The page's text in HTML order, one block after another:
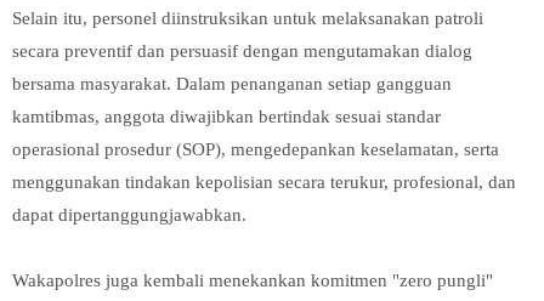
Selain itu, personel diinstruksikan untuk melaksanakan patroli
secara preventif dan persuasif dengan mengutamakan dialog
bersama masyarakat. Dalam penanganan setiap gangguan
kamtibmas, anggota diwajibkan bertindak sesuai standar
operasional prosedur (SOP), mengedepankan keselamatan, serta
menggunakan tindakan kepolisian secara terukur, profesional, dan
dapat dipertanggungjawabkan.
Wakapolres juga kembali menekankan komitmen "zero pungli"